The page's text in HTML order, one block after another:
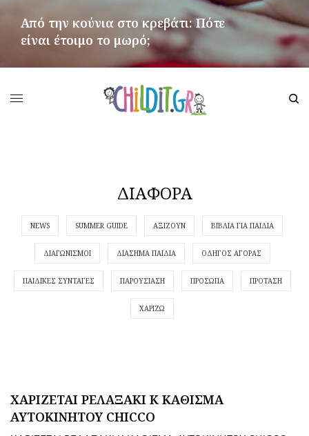
Από την κούνια στο κρεβάτι: Πότε
είναι έτοιμο το μωρό;
ΔΙΑΦΟΡΑ
NEWS SUMMER GUIDE ΑΞΙΖΟΥΝ ΒΙΒΛΙΑ ΓΙΑ ΠΑΙΔΙΑ
ΔΙΑΓΩΝΙΣΜΟΙ ΔΙΑΣΗΜΑ ΠΑΙΔΙΑ ΟΔΗΓΟΣ ΑΓΟΡΑΣ
ΠΑΙΔΙΚΕΣ ΣΥΝΤΑΓΕΣ ΠΑΡΟΥΣΙΑΣΗ ΠΡΟΣΩΠΑ ΠΡΟΤΑΣΗ
ΧΑΡΙΖΩ
ΧΑΡΙΖΕΤΑΙ ΡΕΛΑΞΑΚΙ Κ ΚΑΘΙΣΜΑ
ΑΥΤΟΚΙΝΗΤΟΥ CHICCO